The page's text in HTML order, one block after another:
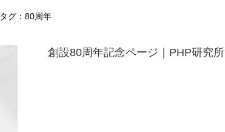
タグ：80周年
創設80周年記念ページ｜PHP研究所